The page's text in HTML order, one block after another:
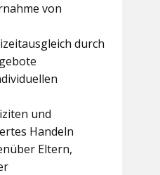
von
durch
und
Handeln
Eltern,